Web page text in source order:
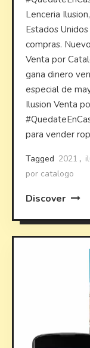
Lenceria
Estados
compras.
Venta por
gana dinero
especial de
Ilusion Venta
para vender
Tagged 2021 ,
por catalogo
Discover